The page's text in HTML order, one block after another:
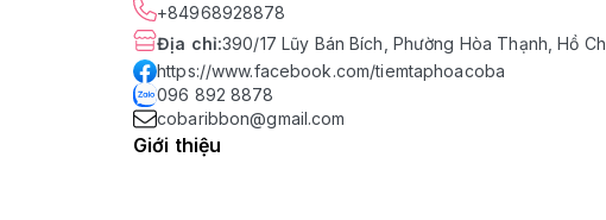
+84968928878
Địa chỉ:390/17 Lũy Bán Bích, Phường Hòa Thạnh, Hồ
https://www.facebook.com/tiemtaphoacoba
096 892 8878
cobaribbon@gmail.com
Giới thiệu